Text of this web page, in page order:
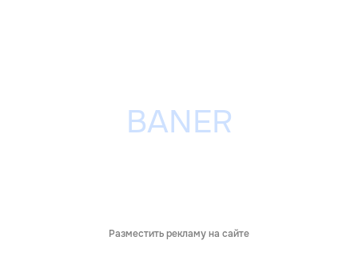
Разместить рекламу на сайте